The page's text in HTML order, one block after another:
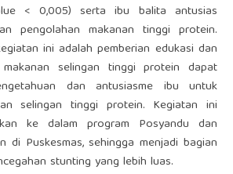
< 0,005) serta ibu balita antusias
pengolahan makanan tinggi protein.
ini adalah pemberian edukasi dan
selingan tinggi protein dapat
dan antusiasme ibu untuk
selingan tinggi protein. Kegiatan ini
ke dalam program Posyandu dan
di Puskesmas, sehingga menjadi bagian
stunting yang lebih luas.